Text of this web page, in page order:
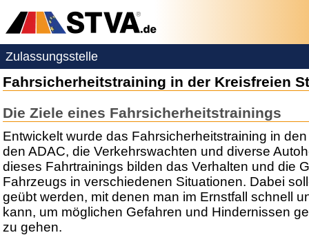
Zulassungsstelle
Fahrsicherheitstraining in der Kreisfreien
Die Ziele eines Fahrsicherheitstrainings
Entwickelt wurde das Fahrsicherheitstraining in
den ADAC, die Verkehrswachten und diverse
dieses Fahrtrainings bilden das Verhalten und die
Fahrzeugs in verschiedenen Situationen. Dabei
geübt werden, mit denen man im Ernstfall schnell
kann, um möglichen Gefahren und Hindernissen
zu gehen.